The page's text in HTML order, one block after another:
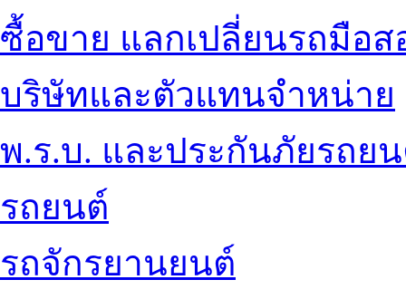
ซื้อขาย แลกเปลี่ยนรถมือส
บริษัทและตัวแทนจำหน่าย
พ.ร.บ. และประกันภัยรถย
รถยนต์
รถจักรยานยนต์